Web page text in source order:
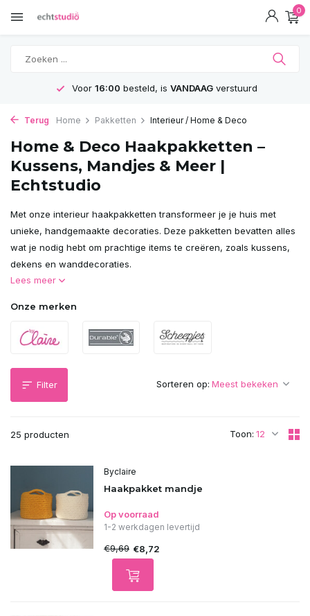
0
GRATISVerzending vanaf 75€
Terug Home Pakketten Interieur / Home & Deco
Home & Deco Haakpakketten –
Kussens, Mandjes & Meer |
Echtstudio
Met onze interieur haakpakketten transformeer je je huis met
unieke, handgemaakte decoraties. Deze pakketten bevatten alles
wat je nodig hebt om prachtige items te creëren, zoals kussens,
dekens en wanddecoraties.
Lees meer
Onze merken
Filter
25 producten Toon:
Sorteren op:
Byclaire
Haakpakket mandje
Op voorraad
1-2 werkdagen levertijd
€9,69 €8,72